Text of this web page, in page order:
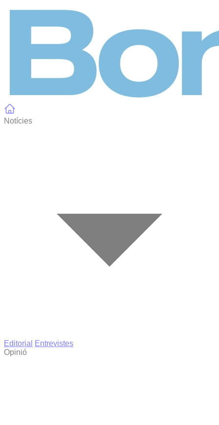
Notícies
Editorial
Entrevistes
Opinió